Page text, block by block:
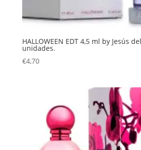
HALLOWEEN EDT 4,5 ml by Jesús
unidades.
€4,70